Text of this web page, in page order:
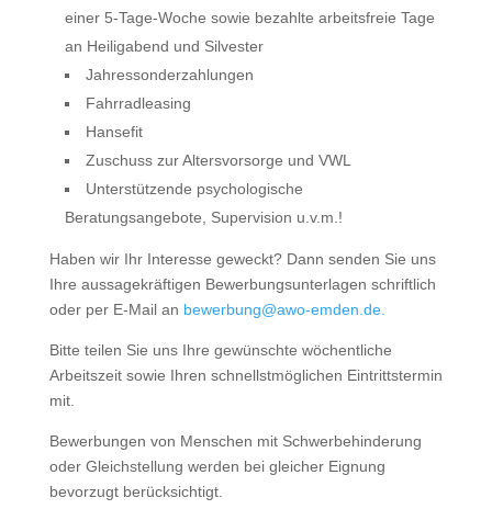
einer 5-Tage-Woche sowie bezahlte arbeitsfreie Tage
an Heiligabend und Silvester
Jahressonderzahlungen
Fahrradleasing
Hansefit
Zuschuss zur Altersvorsorge und VWL
Unterstützende psychologische
Beratungsangebote, Supervision u.v.m.!
Haben wir Ihr Interesse geweckt? Dann senden Sie uns
Ihre aussagekräftigen Bewerbungsunterlagen schriftlich
oder per E-Mail an bewerbung@awo-emden.de.
Bitte teilen Sie uns Ihre gewünschte wöchentliche
Arbeitszeit sowie Ihren schnellstmöglichen Eintrittstermin
mit.
Bewerbungen von Menschen mit Schwerbehinderung
oder Gleichstellung werden bei gleicher Eignung
bevorzugt berücksichtigt.